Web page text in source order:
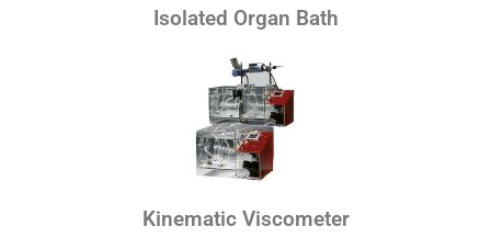
Isolated Organ Bath
Kinematic Viscometer